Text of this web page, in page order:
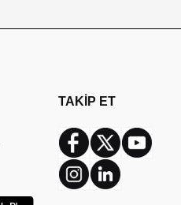
TAKİP ET
Facebook
Twitter
InstagramLinkedin